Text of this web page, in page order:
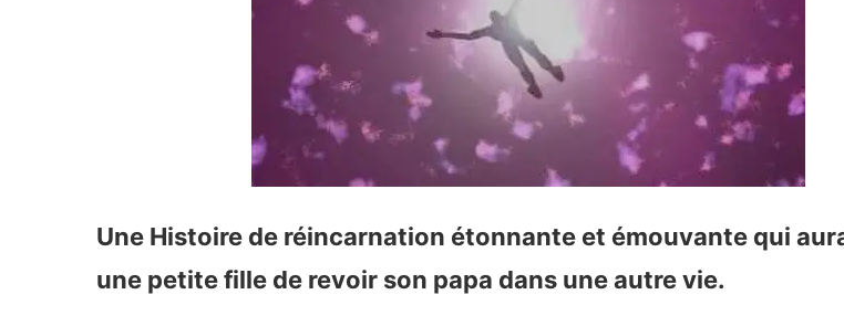
Une Histoire de réincarnation étonnante et émouvante qui
une petite fille de revoir son papa dans une autre vie.